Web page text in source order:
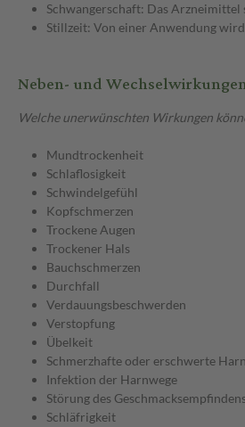
Schwangerschaft: Das
Stillzeit: Von einer Anwendung
Neben- und
Welche unerwünschten Wirkungen
Mundtrockenheit
Schlaflosigkeit
Schwindelgefühl
Kopfschmerzen
Trockene Augen
Trockener Hals
Bauchschmerzen
Durchfall
Verdauungsbeschwerden
Verstopfung
Übelkeit
Schmerzhafte oder erschwerte
Infektion der Harnwege
Störung des Geschmacksempfindens
Schläfrigkeit